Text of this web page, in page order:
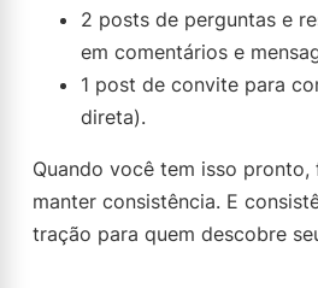
2 posts de perguntas e
em comentários e
1 post de convite para
direta).
Quando você tem isso pronto,
manter consistência. E
tração para quem descobre